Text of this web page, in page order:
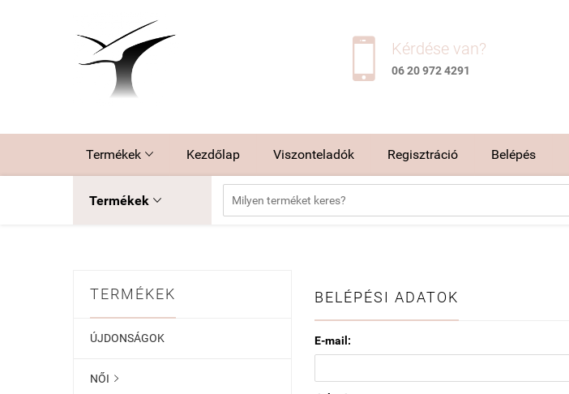
 Kérdése van?
06 20 972 4291
Termékek  Kezdőlap Viszonteladók Regisztráció Belépés
Termékek 
TERMÉKEK
ÚJDONSÁGOK
NŐI 
BELÉPÉSI ADATOK
E-mail: